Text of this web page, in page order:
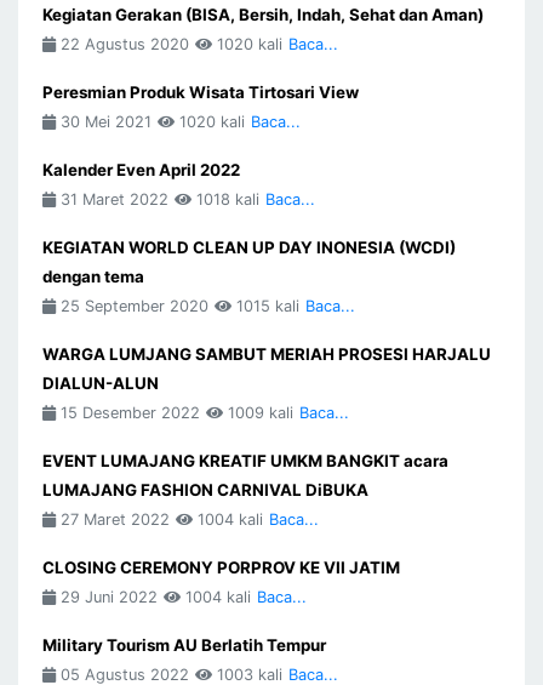
Kegiatan Gerakan (BISA, Bersih, Indah, Sehat dan Aman)
22 Agustus 2020 1020 kali Baca...
Peresmian Produk Wisata Tirtosari View
30 Mei 2021 1020 kali Baca...
Kalender Even April 2022
31 Maret 2022 1018 kali Baca...
KEGIATAN WORLD CLEAN UP DAY INONESIA (WCDI)
dengan tema
25 September 2020 1015 kali Baca...
WARGA LUMJANG SAMBUT MERIAH PROSESI HARJALU
DIALUN-ALUN
15 Desember 2022 1009 kali Baca...
EVENT LUMAJANG KREATIF UMKM BANGKIT acara
LUMAJANG FASHION CARNIVAL DiBUKA
27 Maret 2022 1004 kali Baca...
CLOSING CEREMONY PORPROV KE VII JATIM
29 Juni 2022 1004 kali Baca...
Military Tourism AU Berlatih Tempur
05 Agustus 2022 1003 kali Baca...